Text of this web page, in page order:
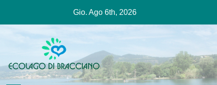
contenuto
Gio. Ago 6th, 2026